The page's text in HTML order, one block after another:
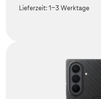
Lieferzeit:1-3 Werktage